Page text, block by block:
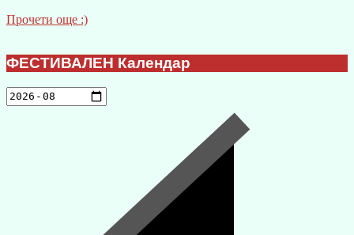
Прочети още :)
ФЕСТИВАЛЕН Календар